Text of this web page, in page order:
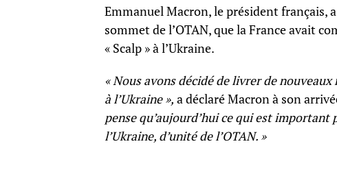
Emmanuel Macron, le président français,
sommet de l’OTAN, que la France avait
« Scalp » à l’Ukraine.
« Nous avons décidé de livrer de
à l’Ukraine », a déclaré Macron à son
pense qu’aujourd’hui ce qui est important
l’Ukraine, d’unité de l’OTAN. »